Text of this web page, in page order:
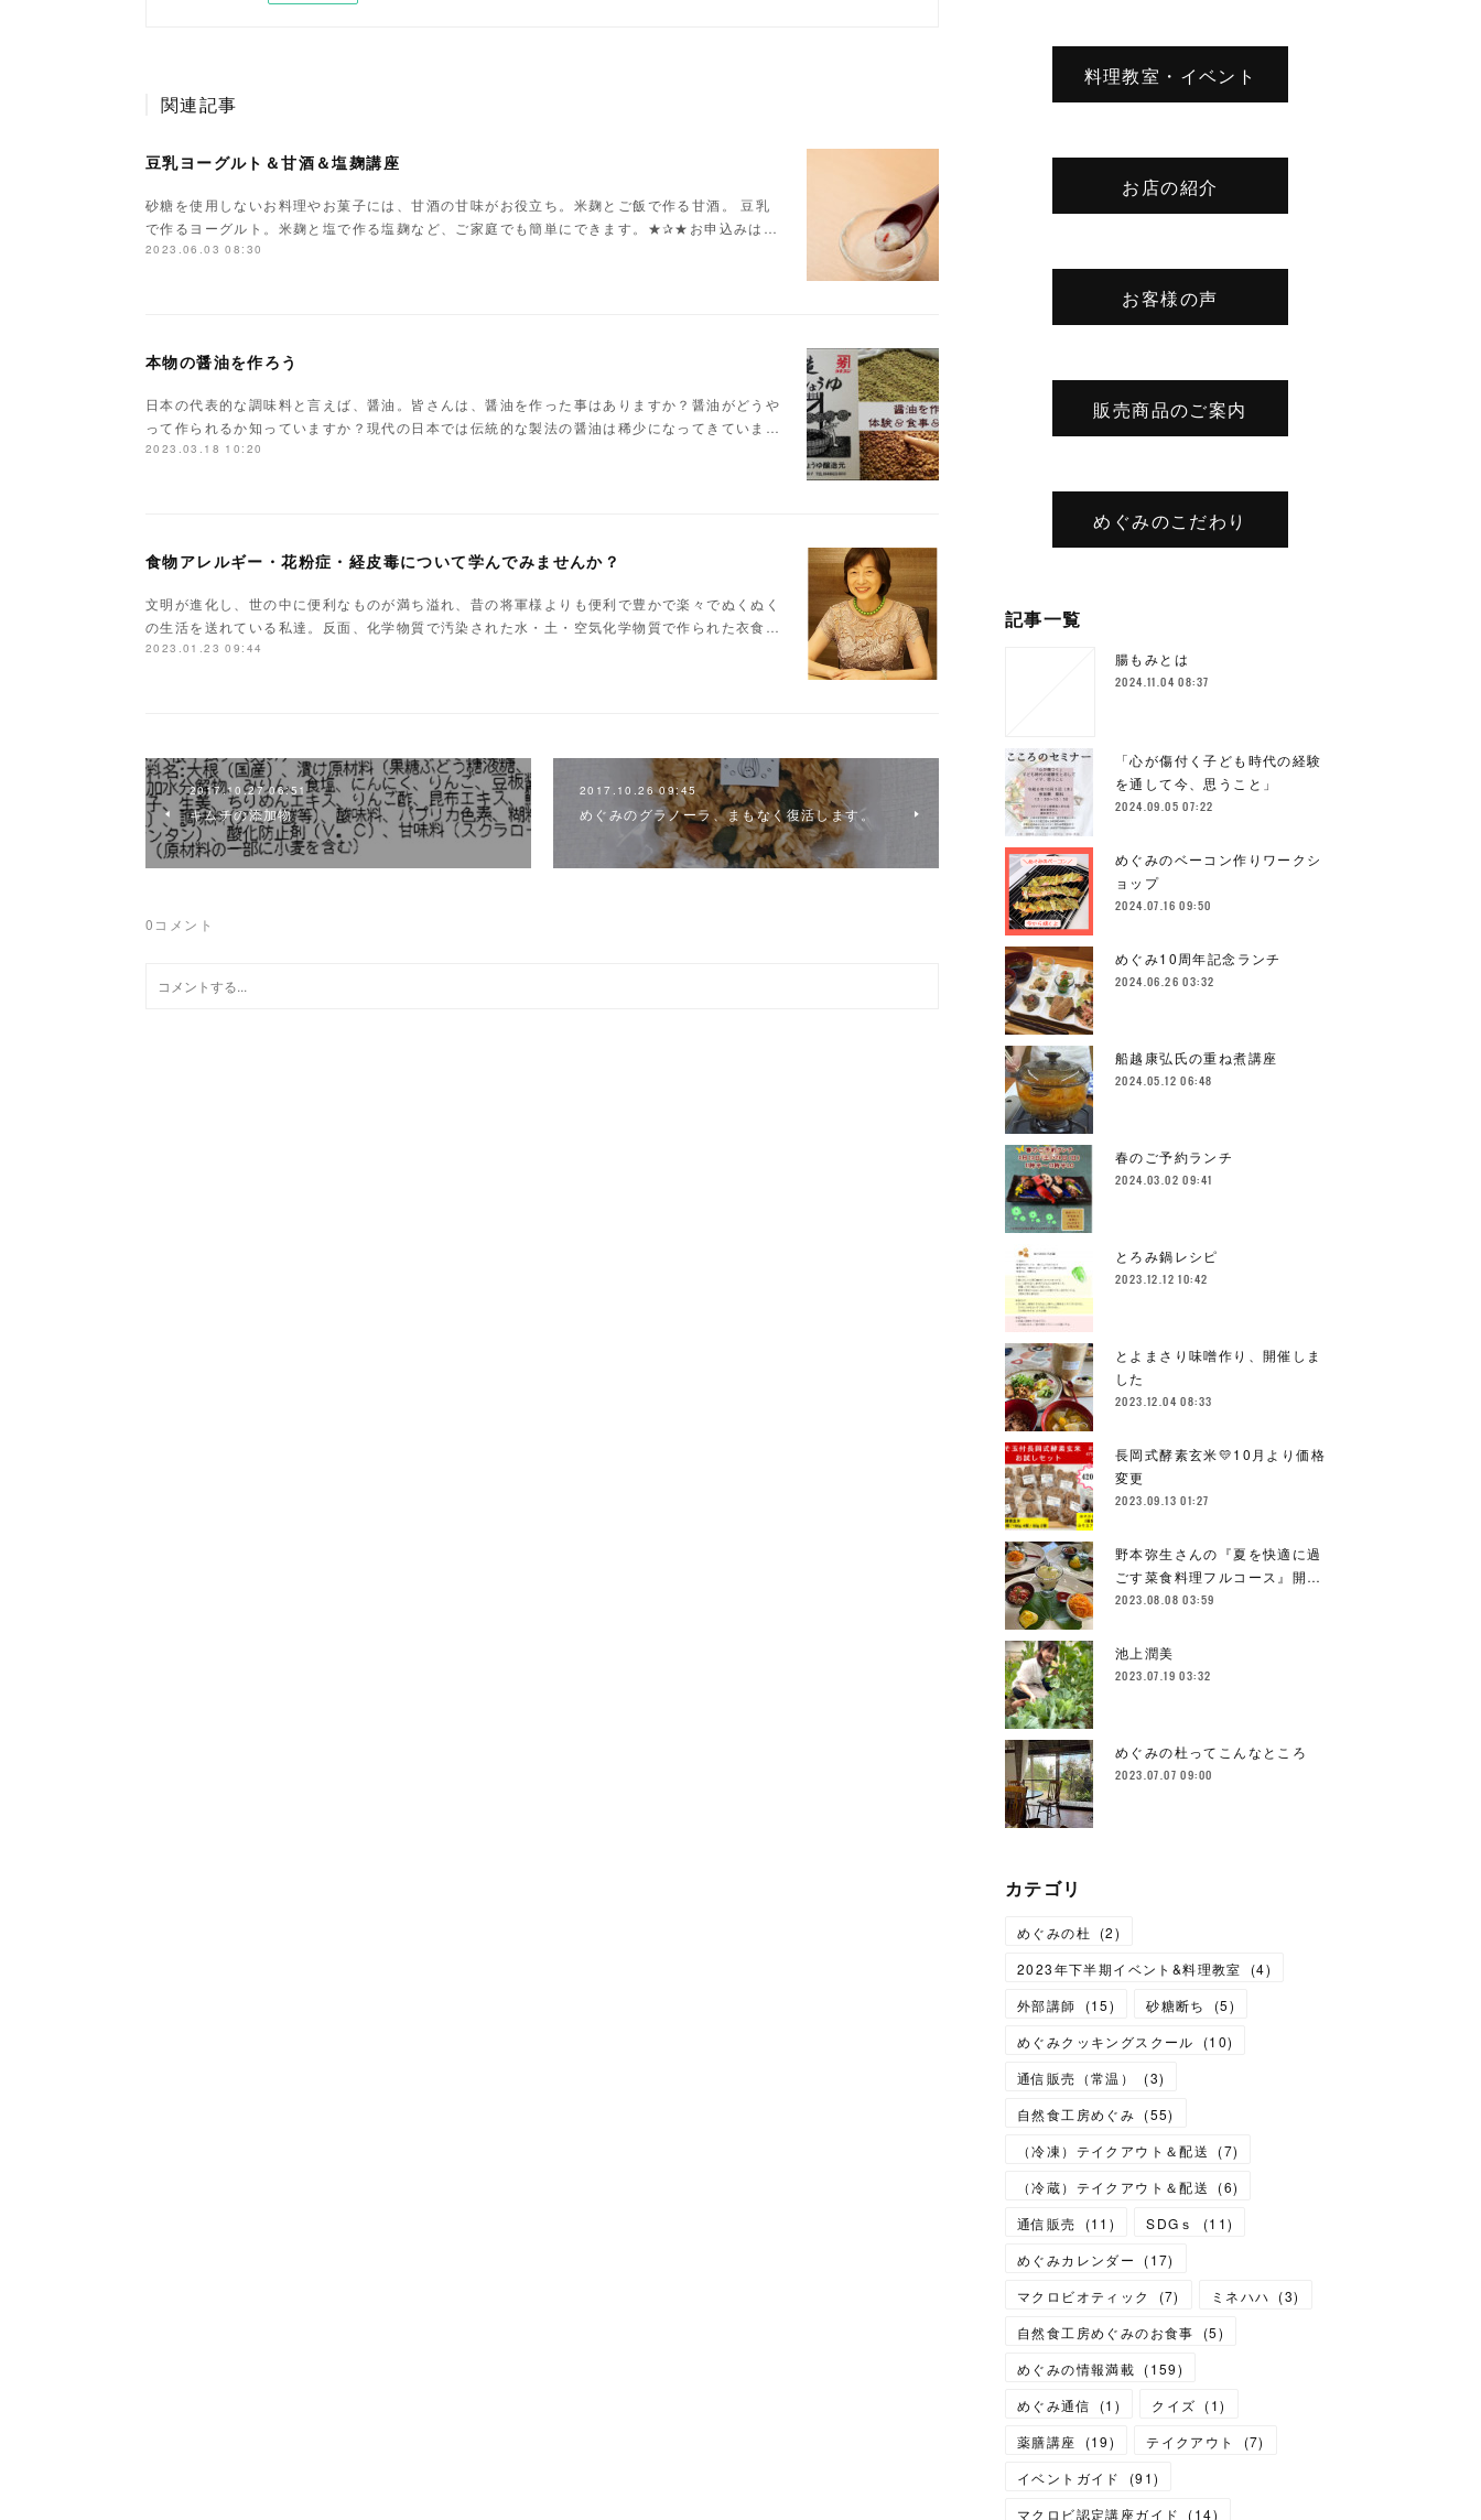
関連記事
豆乳ヨーグルト＆甘酒＆塩麹講座
砂糖を使用しないお料理やお菓子には、甘酒の甘味がお役立ち。米麹とご飯で作る甘酒。 豆乳
で作るヨーグルト。米麹と塩で作る塩麹など、ご家庭でも簡単にできます。★✰★お申込みは…
2023.06.03 08:30
本物の醤油を作ろう
日本の代表的な調味料と言えば、醤油。皆さんは、醤油を作った事はありますか？醤油がどうや
って作られるか知っていますか？現代の日本では伝統的な製法の醤油は稀少になってきていま…
2023.03.18 10:20
食物アレルギー・花粉症・経皮毒について学んでみませんか？
文明が進化し、世の中に便利なものが満ち溢れ、昔の将軍様よりも便利で豊かで楽々でぬくぬく
の生活を送れている私達。反面、化学物質で汚染された水・土・空気化学物質で作られた衣食…
2023.01.23 09:44
2017.10.27 06:51
キムチの添加物
2017.10.26 09:45
めぐみのグラノーラ、まもなく復活します。
0 コメント
料理教室・イベント
お店の紹介
お客様の声
販売商品のご案内
めぐみのこだわり
記事一覧
腸もみとは
2024.11.04 08:37
「心が傷付く子ども時代の経験
を通して今、思うこと」
2024.09.05 07:22
めぐみのベーコン作りワークシ
ョップ
2024.07.16 09:50
めぐみ10周年記念ランチ
2024.06.26 03:32
船越康弘氏の重ね煮講座
2024.05.12 06:48
春のご予約ランチ
2024.03.02 09:41
とろみ鍋レシピ
2023.12.12 10:42
とよまさり味噌作り、開催しま
した
2023.12.04 08:33
長岡式酵素玄米💛10月より価格
変更
2023.09.13 01:27
野本弥生さんの『夏を快適に過
ごす菜食料理フルコース』開…
2023.08.08 03:59
池上潤美
2023.07.19 03:32
めぐみの杜ってこんなところ
2023.07.07 09:00
カテゴリ
めぐみの杜 (2)
2023年下半期イベント&料理教室
(4)
外部講師
(15) 砂糖断ち (5)
めぐみクッキングスクール
(10)
通信販売（常温）
(3)
自然食工房めぐみ (55)
（冷凍）テイクアウト＆配送
(7)
（冷蔵）テイクアウト＆配送
(6)
通信販売
(11 ) SDGｓ (11)
めぐみカレンダー
(17)
マクロビオティック
(7) ミネハハ (3)
自然食工房めぐみのお食事
(5)
めぐみの情報満載 (159)
めぐみ通信
(1 ) クイズ (1)
薬膳講座
(19) テイクアウト (7)
イベントガイド
(91)
マクロビ認定講座ガイド
(14)